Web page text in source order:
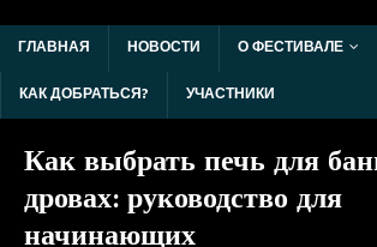
ГЛАВНАЯ НОВОСТИ О ФЕСТИВАЛЕ
КАК ДОБРАТЬСЯ?
УЧАСТНИКИ
Как выбрать печь для
дровах: руководство для
начинающих